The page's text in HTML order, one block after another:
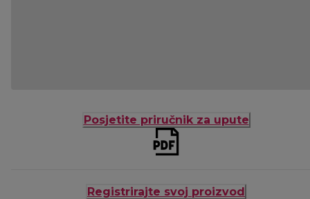
Posjetite priručnik za upute
Registrirajte svoj proizvod